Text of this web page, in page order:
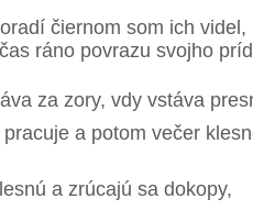
čiernom som ich videl,
ráno povrazu svojho
za zory, vdy vstáva
pracuje a potom večer
a zrúcajú sa dokopy,